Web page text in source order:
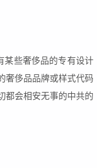
某些奢侈品的专有设计
奢侈品品牌或样式代码
都会相安无事的中共的